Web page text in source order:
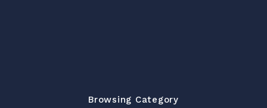
Browsing Category